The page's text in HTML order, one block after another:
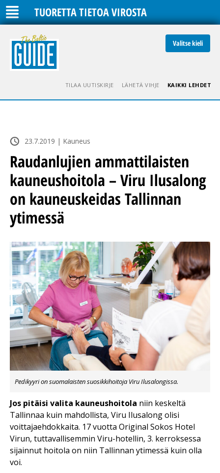
TUORETTA TIETOA VIROSTA
Valitse kieli
TILAA UUTISKIRJE LÄHETÄ VIHJE KAIKKI LEHDET
23.7.2019 | Kauneus
Raudanlujien ammattilaisten
kauneushoitola – Viru Ilusalong
on kauneuskeidas Tallinnan
ytimessä
Pedikyyri on suomalaisten suosikkihoitoja Viru Ilusalongissa.
Jos pitäisi valita kauneushoitola niin keskeltä
Tallinnaa kuin mahdollista, Viru Ilusalong olisi
voittajaehdokkaita. 17 vuotta Original Sokos Hotel
Virun, tuttavallisemmin Viru-hotellin, 3. kerroksessa
sijainnut hoitola on niin Tallinnan ytimessä kuin olla
voi.